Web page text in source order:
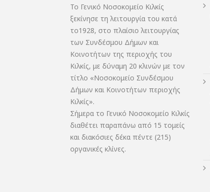
Το Γενικό Νοσοκομείο Κιλκίς
ξεκίνησε τη λειτουργία του κατά
το1928, στο πλαίσιο λειτουργίας
των Συνδέσμου Δήμων και
Κοινοτήτων της περιοχής του
Κιλκίς, με δύναμη 20 κλινών με τον
τίτλο «Νοσοκομείο Συνδέσμου
Δήμων και Κοινοτήτων περιοχής
Κιλκίς».
Σήμερα το Γενικό Νοσοκομείο Κιλκίς
διαθέτει παραπάνω από 15 τομείς
και διακόσιες δέκα πέντε (215)
οργανικές κλίνες.